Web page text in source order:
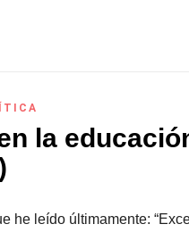
la
he leído últimamente: